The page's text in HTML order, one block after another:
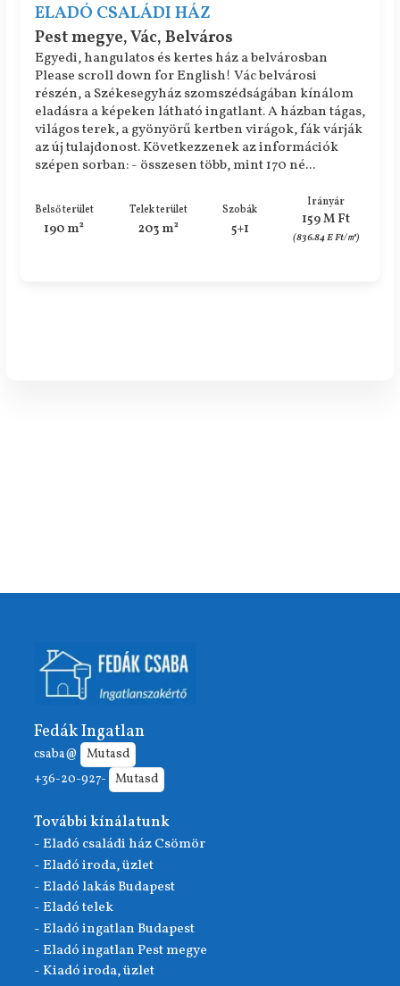
ELADÓ CSALÁDI HÁZ
Pest megye, Vác, Belváros
Egyedi, hangulatos és kertes ház a belvárosban
Please scroll down for English! Vác belvárosi
részén, a Székesegyház szomszédságában kínálom
eladásra a képeken látható ingatlant. A házban tágas,
világos terek, a gyönyörű kertben virágok, fák várják
az új tulajdonost. Következzenek az információk
szépen sorban: - összesen több, mint 170 né...
Belső terület
190 m²
Telek terület
203 m²
Szobák
5+1
Irányár
159 M Ft
(836.84 E Ft/㎡)
Fedák Ingatlan
csaba@
Mutasd
+36-20-927- Mutasd
További kínálatunk
- Eladó családi ház Csömör
- Eladó iroda, üzlet
- Eladó lakás Budapest
- Eladó telek
- Eladó ingatlan Budapest
- Eladó ingatlan Pest megye
- Kiadó iroda, üzlet